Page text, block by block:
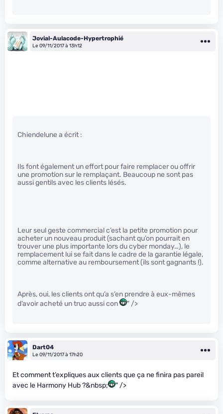
Jovial-Aulacode-Hypertrophié
Le 09/11/2017 à 13h12
Chiendelune a écrit :
Ils font également un effort pour faire remplacer ou offrir
une promotion sur le remplaçant. Beaucoup ne sont pas
aussi gentils avec les clients lésés.
Leur seul geste commercial c’est la petite promotion pour
acheter un nouveau produit (sachant qu’on pourrait en
trouver une plus importante lors du cyber monday…), le
remplacement lui se fait dans le cadre de la garantie légale,
comme alternative au remboursement (ils sont gagnants !).
Après, oui, les clients ont qu’a s’en prendre à eux-mêmes
d’avoir acheté un truc aussi con
" />
Dart04
Le 09/11/2017 à 17h20
Et comment t’expliques aux clients que ça ne finira pas pareil
avec le Harmony Hub ?&nbsp;
" />